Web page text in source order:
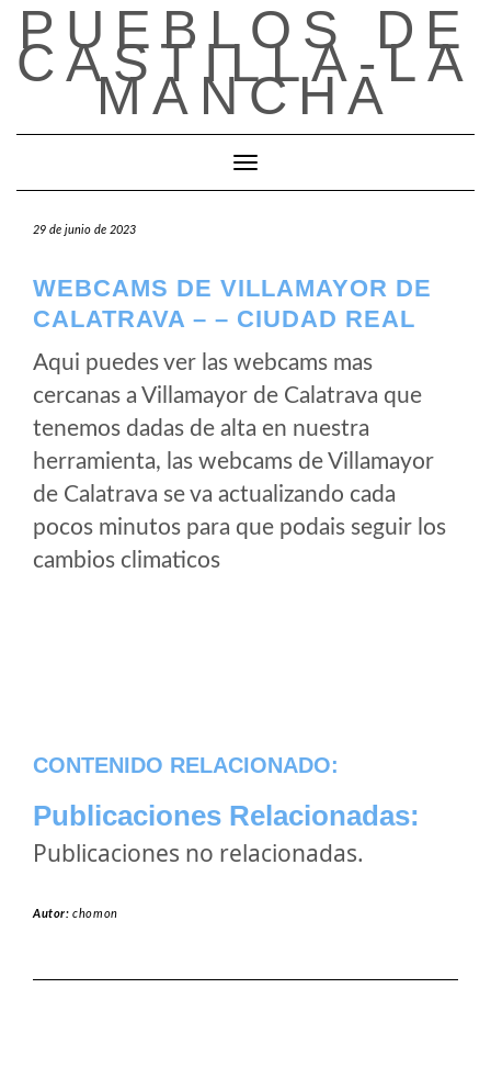
Saltar
contenido
PUEBLOS DE
CASTILLA-LA
MANCHA
Cambiar modo de navegación
29 de junio de 2023
WEBCAMS DE VILLAMAYOR DE
CALATRAVA – – CIUDAD REAL
Aqui puedes ver las webcams mas
cercanas a Villamayor de Calatrava que
tenemos dadas de alta en nuestra
herramienta, las webcams de Villamayor
de Calatrava se va actualizando cada
pocos minutos para que podais seguir los
cambios climaticos
CONTENIDO RELACIONADO:
Publicaciones Relacionadas:
Publicaciones no relacionadas.
Autor:chomon